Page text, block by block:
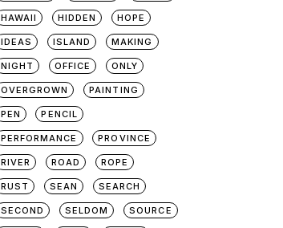
HAWAII HIDDEN HOPE
IDEAS ISLAND MAKING
NIGHT OFFICE ONLY
OVERGROWN PAINTING
PEN PENCIL
PERFORMANCE PROVINCE
RIVER ROAD ROPE
RUST SEAN SEARCH
SECOND SELDOM SOURCE